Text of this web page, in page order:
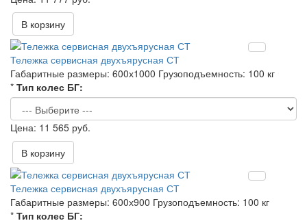
В корзину
Тележка сервисная двухъярусная СТ
Габаритные размеры: 600х1000 Грузоподъемность: 100 кг
* Тип колес БГ:
11 565 руб.
В корзину
Тележка сервисная двухъярусная СТ
Габаритные размеры: 600х900 Грузоподъемность: 100 кг
* Тип колес БГ: